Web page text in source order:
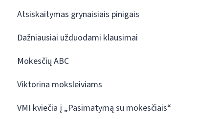
Atsiskaitymas grynaisiais pinigais
Dažniausiai užduodami klausimai
Mokesčių ABC
Viktorina moksleiviams
VMI kviečia į „Pasimatymą su mokesčiais“